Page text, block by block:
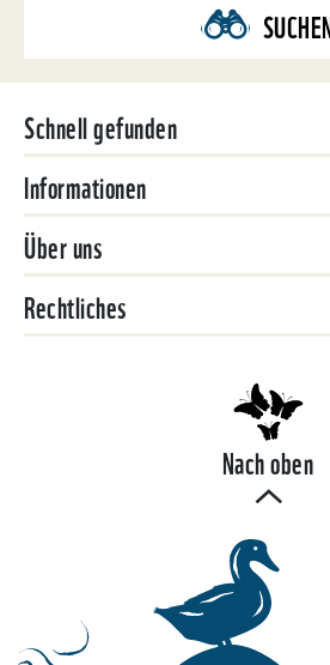
Schnell gefunden
Informationen
Über uns
Rechtliches
Nach oben